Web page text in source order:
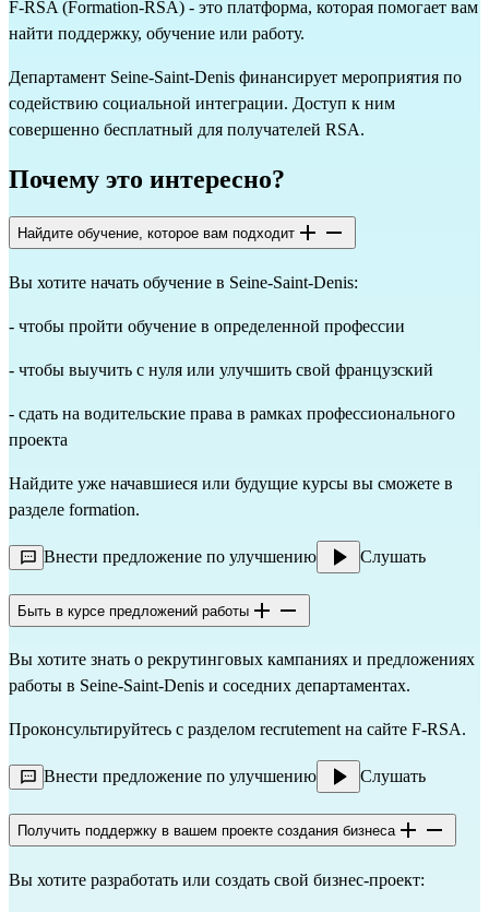
F-RSA (Formation-RSA) - это платформа, которая помогает вам
найти поддержку, обучение или работу.
Департамент Seine-Saint-Denis финансирует мероприятия по
содействию социальной интеграции. Доступ к ним
совершенно бесплатный для получателей RSA.
Почему это интересно?
Найдите обучение, которое вам подходит
Вы хотите начать обучение в Seine-Saint-Denis:
- чтобы пройти обучение в определенной профессии
- чтобы выучить с нуля или улучшить свой французский
- сдать на водительские права в рамках профессионального
проекта
Найдите уже начавшиеся или будущие курсы вы сможете в
разделе formation.
Внести предложение по улучшению Слушать
Быть в курсе предложений работы
Вы хотите знать о рекрутинговых кампаниях и предложениях
работы в Seine-Saint-Denis и соседних департаментах.
Проконсультируйтесь с разделом recrutementна сайте F-RSA.
Внести предложение по улучшению Слушать
Получить поддержку в вашем проекте создания бизнеса
Вы хотите разработать или создать свой бизнес-проект: